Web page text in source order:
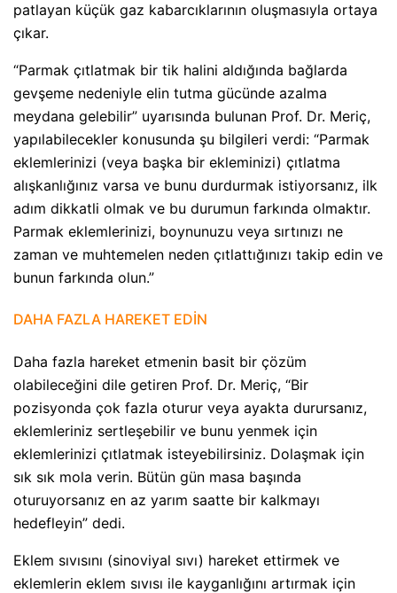
patlayan küçük gaz kabarcıklarının oluşmasıyla ortaya
çıkar.
“Parmak çıtlatmak bir tik halini aldığında bağlarda
gevşeme nedeniyle elin tutma gücünde azalma
meydana gelebilir” uyarısında bulunan Prof. Dr. Meriç,
yapılabilecekler konusunda şu bilgileri verdi: “Parmak
eklemlerinizi (veya başka bir ekleminizi) çıtlatma
alışkanlığınız varsa ve bunu durdurmak istiyorsanız, ilk
adım dikkatli olmak ve bu durumun farkında olmaktır.
Parmak eklemlerinizi, boynunuzu veya sırtınızı ne
zaman ve muhtemelen neden çıtlattığınızı takip edin ve
bunun farkında olun.”
DAHA FAZLA HAREKET EDİN
Daha fazla hareket etmenin basit bir çözüm
olabileceğini dile getiren Prof. Dr. Meriç, “Bir
pozisyonda çok fazla oturur veya ayakta durursanız,
eklemleriniz sertleşebilir ve bunu yenmek için
eklemlerinizi çıtlatmak isteyebilirsiniz. Dolaşmak için
sık sık mola verin. Bütün gün masa başında
oturuyorsanız en az yarım saatte bir kalkmayı
hedefleyin” dedi.
Eklem sıvısını (sinoviyal sıvı) hareket ettirmek ve
eklemlerin eklem sıvısı ile kayganlığını artırmak için